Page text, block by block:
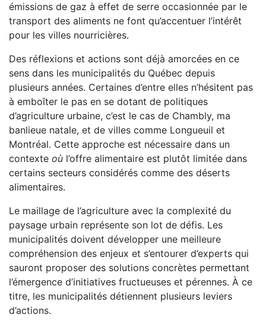
émissions de gaz à effet de serre occasionnée par le
transport des aliments ne font qu’accentuer l’intérêt
pour les villes nourricières.
Des réflexions et actions sont déjà amorcées en ce
sens dans les municipalités du Québec depuis
plusieurs années. Certaines d’entre elles n’hésitent pas
à emboîter le pas en se dotant de politiques
d’agriculture urbaine, c’est le cas de Chambly, ma
banlieue natale, et de villes comme Longueuil et
Montréal. Cette approche est nécessaire dans un
contexte où l’offre alimentaire est plutôt limitée dans
certains secteurs considérés comme des déserts
alimentaires.
Le maillage de l’agriculture avec la complexité du
paysage urbain représente son lot de défis. Les
municipalités doivent développer une meilleure
compréhension des enjeux et s’entourer d’experts qui
sauront proposer des solutions concrètes permettant
l’émergence d’initiatives fructueuses et pérennes. À ce
titre, les municipalités détiennent plusieurs leviers
d’actions.